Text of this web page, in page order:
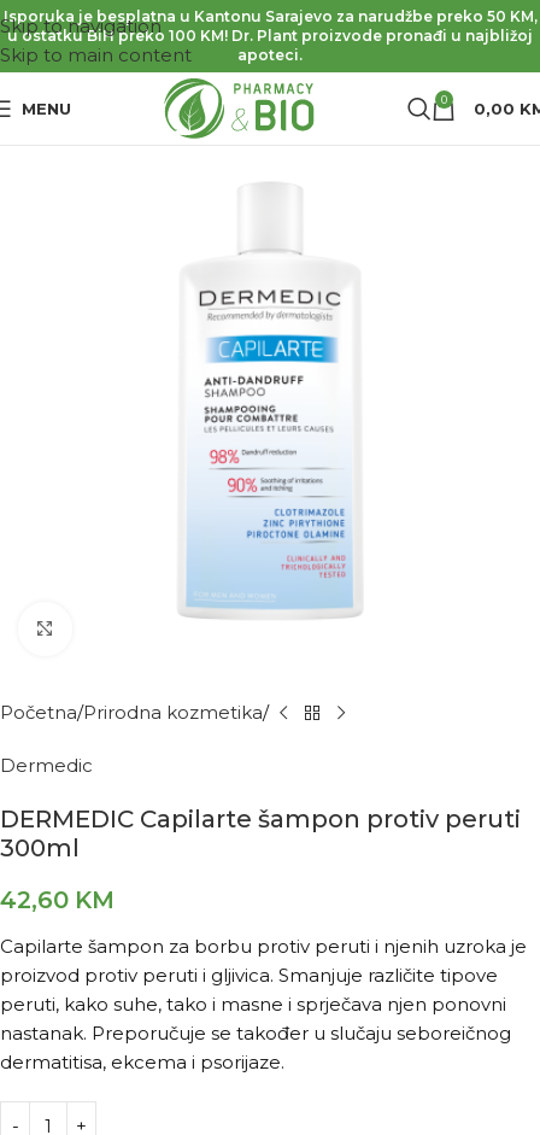
Skip to navigation
Skip to main content
Isporuka je besplatna u Kantonu Sarajevo za narudžbe preko 50 KM,
u ostatku BiH preko 100 KM! Dr. Plant proizvode pronađi u najbližoj
apoteci.
MENU 0 0,00
Početna Prirodna kozmetika
Dermedic
DERMEDIC Capilarte šampon protiv peruti
300ml
42,60 KM
Capilarte šampon za borbu protiv peruti i njenih uzroka je
proizvod protiv peruti i gljivica. Smanjuje različite tipove
peruti, kako suhe, tako i masne i sprječava njen ponovni
nastanak. Preporučuje se također u slučaju seboreičnog
dermatitisa, ekcema i psorijaze.